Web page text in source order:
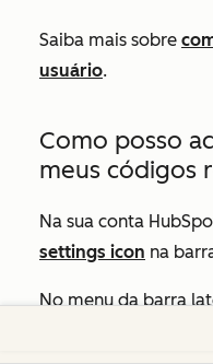
Saiba mais sobre
usuário.
Como posso
meus códigos
Na sua conta
settings icon na
No menu da barra